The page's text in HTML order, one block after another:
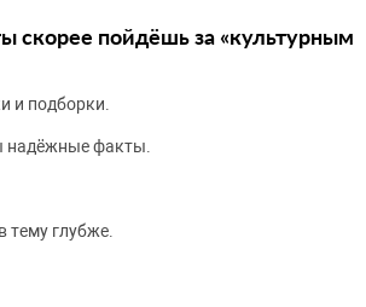
скорее пойдёшь за «культурным
и подборки.
надёжные факты.
тему глубже.